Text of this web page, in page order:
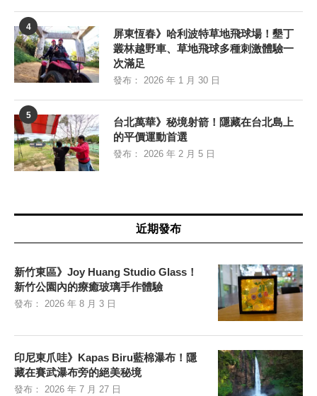
4
屏東恆春》哈利波特草地飛球場！墾丁
叢林越野車、草地飛球多種刺激體驗一
次滿足
發布： 2026 年 1 月 30 日
5
台北萬華》秘境射箭！隱藏在台北島上
的平價運動首選
發布： 2026 年 2 月 5 日
近期發布
新竹東區》Joy Huang Studio Glass！
新竹公園內的療癒玻璃手作體驗
發布： 2026 年 8 月 3 日
印尼東爪哇》Kapas Biru藍棉瀑布！隱
藏在賽武瀑布旁的絕美秘境
發布： 2026 年 7 月 27 日